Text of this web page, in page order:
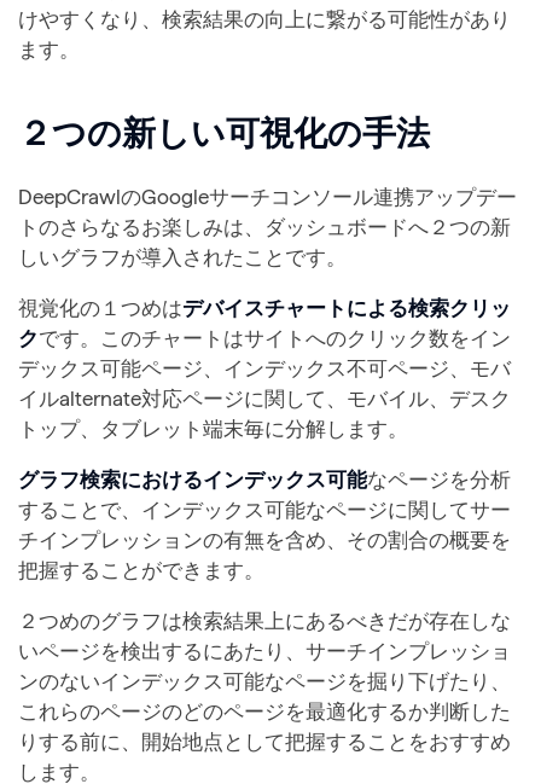
けやすくなり、検索結果の向上に繋がる可能性があり
ます。
２つの新しい可視化の手法
DeepCrawlのGoogleサーチコンソール連携アップデー
トのさらなるお楽しみは、ダッシュボードへ２つの新
しいグラフが導入されたことです。
視覚化の１つめはデバイスチャートによる検索クリッ
クです。このチャートはサイトへのクリック数をイン
デックス可能ページ、インデックス不可ページ、モバ
イルalternate対応ページに関して、モバイル、デスク
トップ、タブレット端末毎に分解します。
グラフ検索におけるインデックス可能なページを分析
することで、インデックス可能なページに関してサー
チインプレッションの有無を含め、その割合の概要を
把握することができます。
２つめのグラフは検索結果上にあるべきだが存在しな
いページを検出するにあたり、サーチインプレッショ
ンのないインデックス可能なページを掘り下げたり、
これらのページのどのページを最適化するか判断した
りする前に、開始地点として把握することをおすすめ
します。